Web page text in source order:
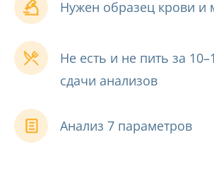
Нужен образец крови и
Не есть и не пить за
сдачи анализов
Анализ 7 параметров